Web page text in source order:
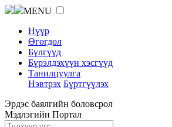
MENU
Нүүр
Өгөгдөл
Бүлгүүд
Бүрэлдэхүүн хэсгүүд
Танилцуулга
Нэвтрэх Бүртгүүлэх
Эрдэс баялгийн боловсрол
Мэдлэгийн Портал